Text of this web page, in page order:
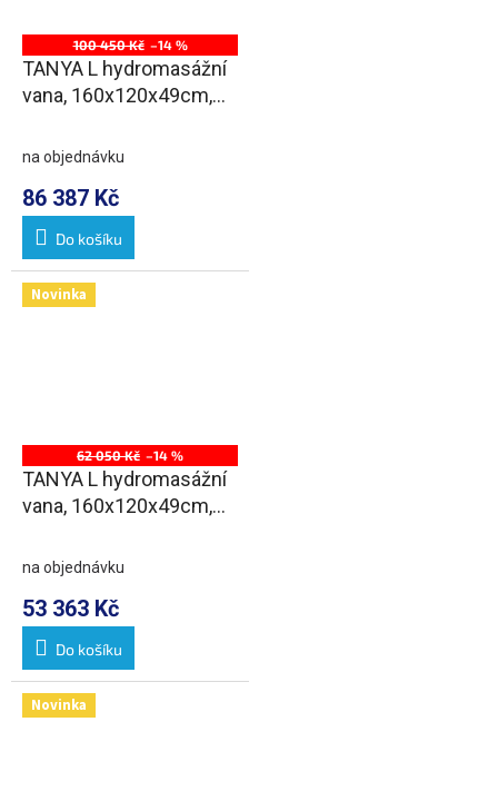
100 450 Kč –14 %
TANYA L hydromasážní
vana, 160x120x49cm,
chrom
na objednávku
86 387 Kč
Do košíku
Novinka
62 050 Kč –14 %
TANYA L hydromasážní
vana, 160x120x49cm,
na objednávku
53 363 Kč
Do košíku
Novinka